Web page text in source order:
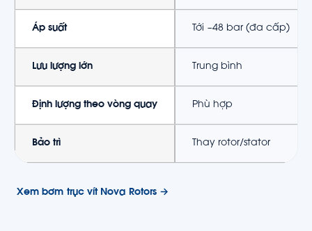
Áp suất Tới ~48 bar (đa cấp)
Lưu lượng lớn Trung bình
Định lượng theo vòng quay Phù hợp
Bảo trì Thay rotor/stator
Xem bơm trục vít Nova Rotors →